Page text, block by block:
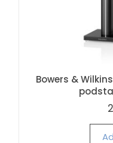
Bowers &